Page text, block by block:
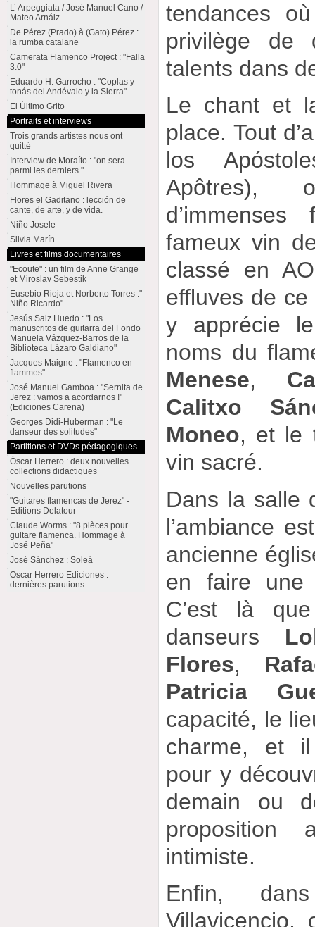
tendances
privilège de
talents dans
Le chant et
place. Tout
los
Apôtres),
fameux vin
classé en
effluves de
y apprécie
noms du
Menese,
Calitxo
Moneo, et le
vin sacré.
Dans la salle
l’ambiance
ancienne
en faire une
C’est là
danseurs
Flores,
Patricia
capacité, le
charme, et
pour y
demain ou
proposition
intimiste.
Enfin,
Villavicencio,
L’ Arpeggiata / José Manuel Cano /
Mateo Arnáiz
De Pérez (Prado) à (Gato) Pérez :
la rumba catalane
Camerata Flamenco Project : "Falla
3.0"
Eduardo H. Garrocho : "Coplas y
tonás del Andévalo y la Sierra"
El Último Grito
Portraits et interviews
Trois grands artistes nous ont
quitté
Interview de Moraíto : "on sera
parmi les derniers."
Hommage à Miguel Rivera
Flores el Gaditano : lección de
cante, de arte, y de vida.
Niño Josele
Silvia Marín
Livres et films documentaires
"Ecoute" : un film de Anne Grange
et Miroslav Sebestik
Eusebio Rioja et Norberto Torres :"
Niño Ricardo"
Jesús Saiz Huedo : "Los
manuscritos de guitarra del Fondo
Manuela Vázquez-Barros de la
Biblioteca Lázaro Galdiano"
Jacques Maigne : "Flamenco en
flammes"
José Manuel Gamboa : "Sernita de
Jerez : vamos a acordarnos !"
(Ediciones Carena)
Georges Didi-Huberman : "Le
danseur des solitudes"
Partitions et DVDs pédagogiques
Óscar Herrero : deux nouvelles
collections didactiques
Nouvelles parutions
"Guitares flamencas de Jerez" -
Editions Delatour
Claude Worms : "8 pièces pour
guitare flamenca. Hommage à
José Peña"
José Sánchez : Soleá
Oscar Herrero Ediciones :
dernières parutions.